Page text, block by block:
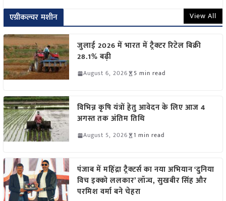
एग्रीकल्चर मशीन View All
जुलाई 2026 में भारत में ट्रैक्टर रिटेल बिक्री
28.1% बढ़ी
August 6, 2026 5 min read
विभिन्न कृषि यंत्रों हेतु आवेदन के लिए आज 4
अगस्त तक अंतिम तिथि
August 5, 2026 1 min read
पंजाब में महिंद्रा ट्रैक्टर्स का नया अभियान ‘दुनिया
विच इक्को ललकार’ लॉन्च, सुखबीर सिंह और
परमिश वर्मा बने चेहरा